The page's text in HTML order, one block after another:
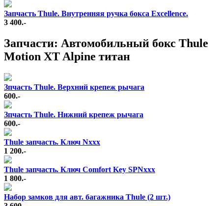
Запчасть Thule. Внутренняя ручка бокса Excellence.
3 400.-
Запчасти: Автомобильный бокс Thule
Motion XT Alpine титан
Зпчасть Thule. Верхний крепеж рычага
600.-
Зпчасть Thule. Нижний крепеж рычага
600.-
Thule запчасть. Ключ Nxxx
1 200.-
Thule запчасть. Ключ Comfort Key SPNxxx
1 800.-
Набор замков для авт. багажника Thule (2 шт.)